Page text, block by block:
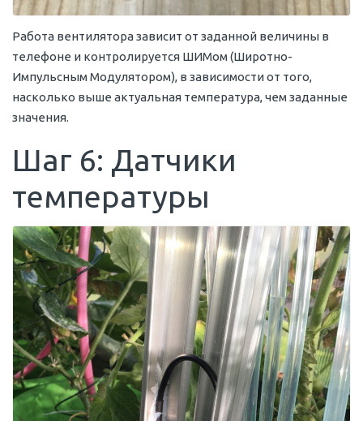
Работа вентилятора зависит от заданной величины в
телефоне и контролируется ШИМом (Широтно-
Импульсным Модулятором), в зависимости от того,
насколько выше актуальная температура, чем заданные
значения.
Шаг 6: Датчики
температуры